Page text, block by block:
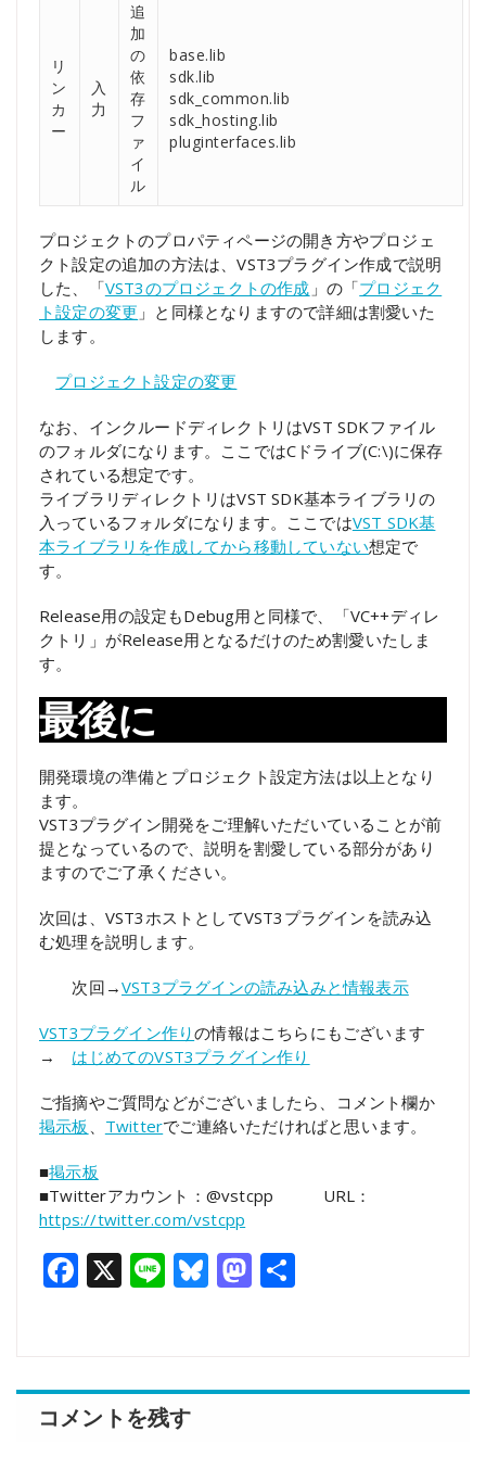
リ
ン
カ
ー
入
力
追
加
の
依
存
フ
ァ
イ
ル
base.lib
sdk.lib
sdk_common.lib
sdk_hosting.lib
pluginterfaces.lib
プロジェクトのプロパティページの開き方やプロジェ
クト設定の追加の方法は、VST3プラグイン作成で説明
した、「VST3のプロジェクトの作成 」の「プロジェク
ト設定の変更 」と同様となりますので詳細は割愛いた
します。
プロジェクト設定の変更
なお、インクルードディレクトリはVST SDKファイル
のフォルダになります。ここではCドライブ(C:\)に保存
されている想定です。
ライブラリディレクトリはVST SDK基本ライブラリの
入っているフォルダになります。ここではVST SDK基
本ライブラリを作成してから移動していない想定で
す。
Release用の設定もDebug用と同様で、「VC++ディレ
クトリ」がRelease用となるだけのため割愛いたしま
す。
最後に
開発環境の準備とプロジェクト設定方法は以上となり
ます。
VST3プラグイン開発をご理解いただいていることが前
提となっているので、説明を割愛している部分があり
ますのでご了承ください。
次回は、VST3ホストとしてVST3プラグインを読み込
む処理を説明します。
次回→VST3プラグインの読み込みと情報表示
VST3プラグイン作りの情報はこちらにもございます
→ はじめてのVST3プラグイン作り
ご指摘やご質問などがございましたら、コメント欄か
掲示板 、 Twitterでご連絡いただければと思います。
■掲示板
■Twitterアカウント：@vstcpp URL：
https://twitter.com/vstcpp
Facebook
X LineBluesky
Mastodon
コメントを残す